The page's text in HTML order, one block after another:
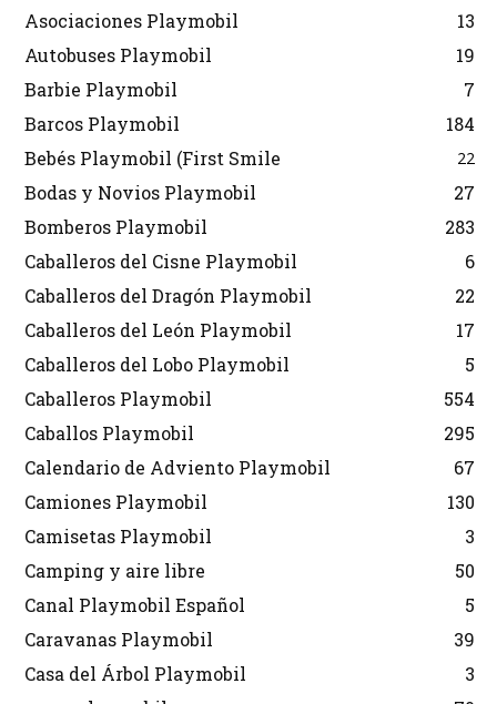
Asociaciones Playmobil
13
Autobuses Playmobil
19
Barbie Playmobil
7
Barcos Playmobil
184
Bebés Playmobil (First Smile
22
Bodas y Novios Playmobil
27
Bomberos Playmobil
283
Caballeros del Cisne Playmobil
6
Caballeros del Dragón Playmobil
22
Caballeros del León Playmobil
17
Caballeros del Lobo Playmobil
5
Caballeros Playmobil
554
Caballos Playmobil
295
Calendario de Adviento Playmobil
67
Camiones Playmobil
130
Camisetas Playmobil
3
Camping y aire libre
50
Canal Playmobil Español
5
Caravanas Playmobil
39
Casa del Árbol Playmobil
3